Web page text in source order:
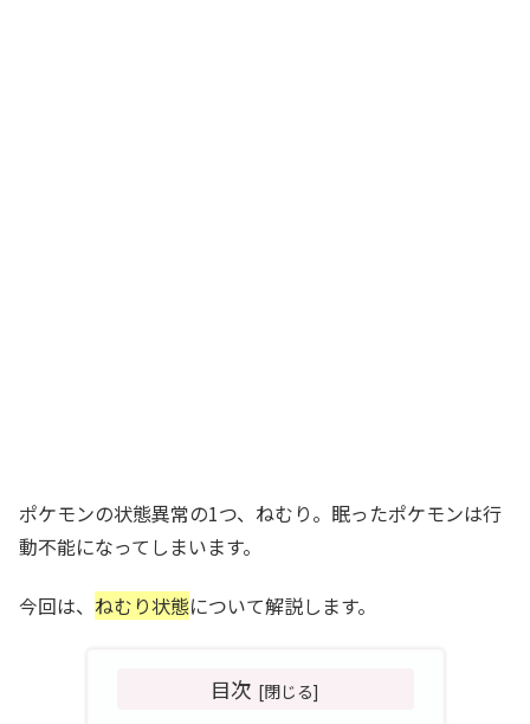
ポケモンの状態異常の1つ、ねむり。眠ったポケモンは行
動不能になってしまいます。
今回は、 ねむり状態について解説します。
目次